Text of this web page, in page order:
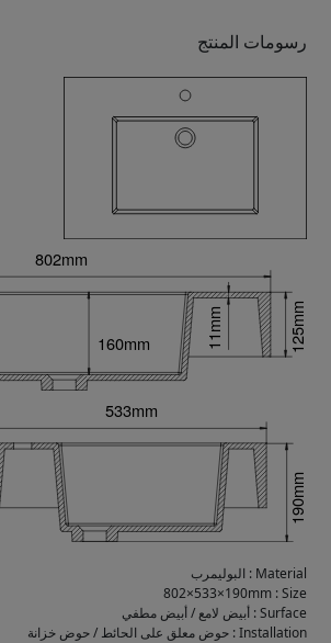
رسومات المنتج
Material
: البوليمرب
Size
:
802×533×190mm
Surface
: أبيض لامع / أبيض مطفي
Installation
: حوض معلق على الحائط / حوض خزانة